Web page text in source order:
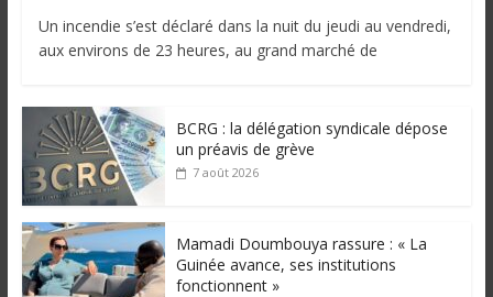
Un incendie s’est déclaré dans la nuit du jeudi au vendredi,
aux environs de 23 heures, au grand marché de
BCRG : la délégation syndicale dépose
un préavis de grève
7 août 2026
Mamadi Doumbouya rassure : « La
Guinée avance, ses institutions
fonctionnent »